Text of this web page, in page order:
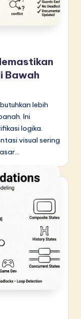
Bawah
lebih
Ini
logika.
visual sering